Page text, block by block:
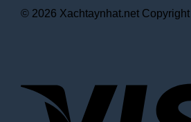
© 2026 Xachtaynhat.net Copyright